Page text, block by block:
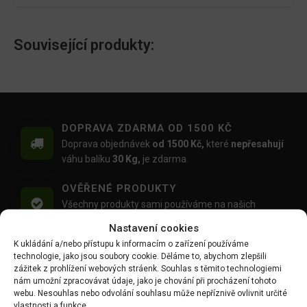
Nastavení cookies
K ukládání a/nebo přístupu k informacím o zařízení používáme
technologie, jako jsou soubory cookie. Děláme to, abychom zlepšili
zážitek z prohlížení webových stráenk. Souhlas s těmito technologiemi
nám umožní zpracovávat údaje, jako je chování při procházení tohoto
webu. Nesouhlas nebo odvolání souhlasu může nepříznivě ovlivnit určité
vlastnosti a funkce.
Související produkty:
DOPRAVA ZDARMA OD 1500 KČ
Doprava objednávek od 1500 Kč, které nepřesahují
váhu balíku 30 Kg, je zdarma.
OVĚŘENÉ PRODUKTY
Všechny produkty sami používáme na našich
MOŽNOST OSOBNÍHO ODBĚRU
Objednávku si můžete i vyzvednout zdarma na
výdejním místě Mlýnská 59, Ruda, 27101